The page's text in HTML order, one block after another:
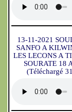
13-11-2021
SANFO A
LES LECONS A
SOURATE 18
(Téléchargé